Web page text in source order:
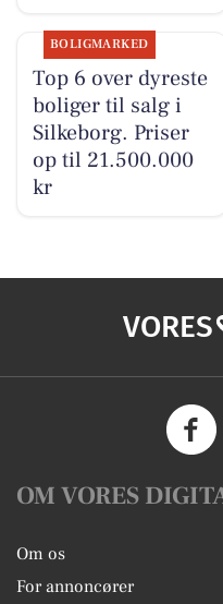
BOLIGMARKED
Top 6 over dyreste
boliger til salg i
Silkeborg. Priser
op til 21.500.000
kr
VORES
OM VORES
Om os
For annoncører